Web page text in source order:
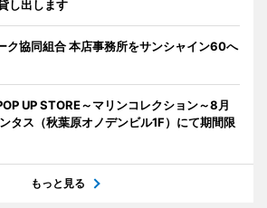
し出します
ク協同組合 本店事務所をサンシャイン60へ
UP STORE～マリンコレクション～8月
タス（秋葉原オノデンビル1F）にて期間限
もっと見る